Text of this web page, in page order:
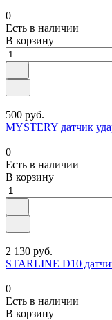
0
Есть в наличии
В корзину
500 руб.
MYSTERY датчик
0
Есть в наличии
В корзину
2 130 руб.
STARLINE D10
0
Есть в наличии
В корзину